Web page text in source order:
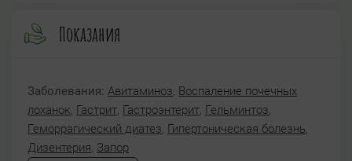
Показания
Заболевания: Авитаминоз, Воспаление почечных
лоханок, Гастрит, Гастроэнтерит, Гельминтоз,
Геморрагический диатез, Гипертоническая болезнь,
Дизентерия, Запор